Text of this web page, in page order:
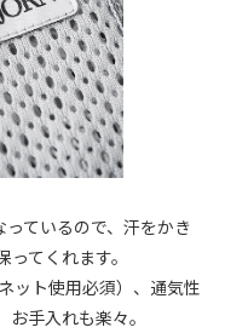
ているので、汗をかき
てくれます。
ット使用必須）、通気性
手入れも楽々。